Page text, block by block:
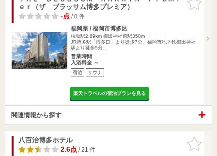
りに追加
ｅｒ（ザ ブラッサム博多プレミア）
-点/ 0 件
福岡県 / 福岡市博多区
桜坂駅2.89km 櫛田神社前駅350m
JR博多駅「博多口」より徒歩7分、福岡市地下鉄櫛田神社
駅より徒歩5分…
営業時間
入浴料金 ～
宿泊 サウナ
楽天トラベルの宿泊プランを見る
関連情報から探す
お気に入
りに追加
八百治博多ホテル
2.6点/ 21 件